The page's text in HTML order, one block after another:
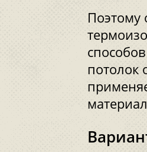
Поэтому
потолок